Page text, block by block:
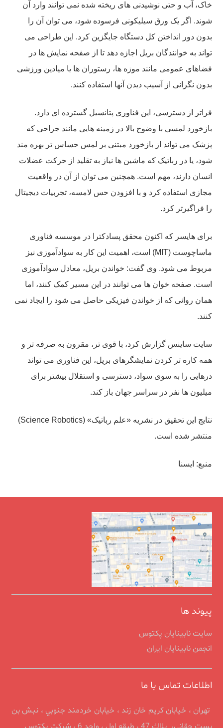
خاک، آب و حتی نوشیدنی های ریخته شده نمی توانند وارد آن
شوند. اگر یک ورق سیلیکونی فرسوده شود، می توان آن را
بدون دور انداختن کل دستگاه جایگزین کرد. این طراحی می
تواند به خوانندگان بریل اجازه دهد تا از صفحه نمایش ها در
فضاهای عمومی مانند موزه ها، رستوران ها یا میادین ورزشی
بدون نگرانی از آسیب دیدن آنها استفاده کنند.
فراتر از دسترسی، این فناوری پتانسیل گسترده ای دارد.
بازخورد لمسی با وضوح بالا در زمینه هایی مانند جراحی که
پزشک می تواند از بازخورد مبتنی بر لمس حساس تر بهره مند
شود، یا در رباتیک که ماشین ها نیاز به تقلید از حرکت عضلات
انسان دارند، مهم است. همچنین می توان از آن در واقعیت
مجازی استفاده کرد و با افزودن حس لامسه، تجربیات دیجیتال
را فراگیرتر کرد.
برای هایسر که اکنون محقق پسادکترا در موسسه فناوری
ماساچوست (MIT) است، اهمیت این کار به سوادآموزی نیز
مربوط می شود. وی گفت: خواندن بریل، معادل سوادآموزی
است. صفحه خوان ها می توانند در این مسیر کمک کنند، اما
همان روانی که از خواندن فیزیکی حاصل می شود را ایجاد نمی
کنند.
سایت ساینس گزارش کرد، با قوی تر، مقرون به صرفه تر و
همه کاره تر کردن نمایشگرهای بریل، این فناوری می تواند
درهایی را به سوی سواد، دسترسی و استقلال بیشتر برای
میلیون ها نفر در سراسر جهان باز کند.
نتایج این تحقیق در نشریه «علم رباتیک» (Science Robotics)
منتشر شده است.
منبع: ایسنا
پیوند ها
سایت نابینایان پکتوس
انجمن نابينايان ايران
اطلاعات تماس با ما
تهران ، خيابان كريم خان زند ، خیابان خردمند جنوبي ، نبش بن